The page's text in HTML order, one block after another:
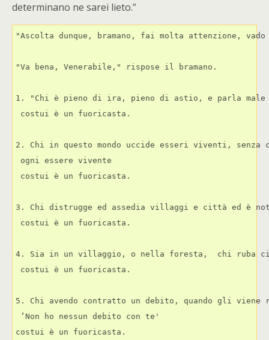
determinano ne sarei lieto.”
"Ascolta dunque, bramano, fai molta attenzione,
"Va bena, Venerabile," rispose il bramano.
1. "Chi è pieno di ira, pieno di astio, e parla
costui è un fuoricasta.
2. Chi in questo mondo uccide esseri viventi, senza
ogni essere vivente
costui è un fuoricasta.
3. Chi distrugge ed assedia villaggi e città ed è noto
costui è un fuoricasta.
4. Sia in un villaggio, o nella foresta,  chi ruba
costui è un fuoricasta.
5. Chi avendo contratto un debito, quando gli
‘Non ho nessun debito con te'
costui è un fuoricasta.